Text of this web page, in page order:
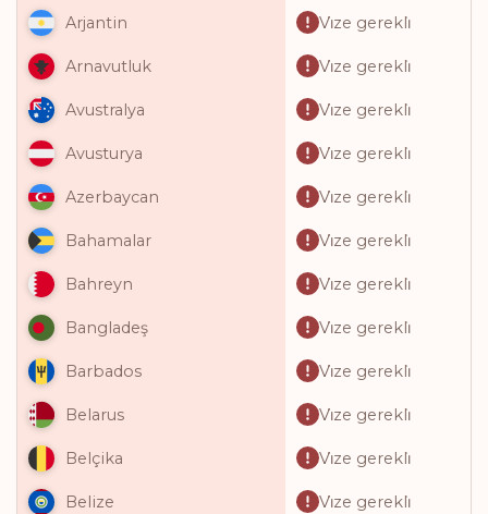
Arjantin Vi̇ze gerekli̇
Arnavutluk Vi̇ze gerekli̇
Avustralya Vi̇ze gerekli̇
Avusturya Vi̇ze gerekli̇
Azerbaycan Vi̇ze gerekli̇
Bahamalar Vi̇ze gerekli̇
Bahreyn Vi̇ze gerekli̇
Bangladeş Vi̇ze gerekli̇
Barbados Vi̇ze gerekli̇
Belarus Vi̇ze gerekli̇
Belçika Vi̇ze gerekli̇
Belize Vi̇ze gerekli̇